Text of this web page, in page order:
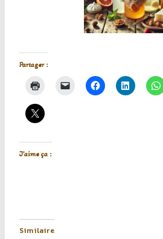
Partager :
J’aime ça :
Similaire